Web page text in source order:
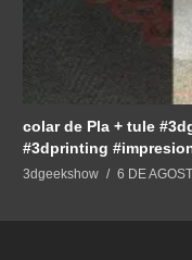
colar de Pla + tule
#3dprinting
3dgeekshow 6 DE